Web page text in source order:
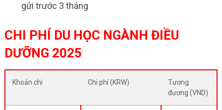
gửi trước 3 tháng
CHI PHÍ DU HỌC NGÀNH ĐIỀU
DƯỠNG 2025
Khoản chi Chi phí (KRW)
Tương
đương (VND)